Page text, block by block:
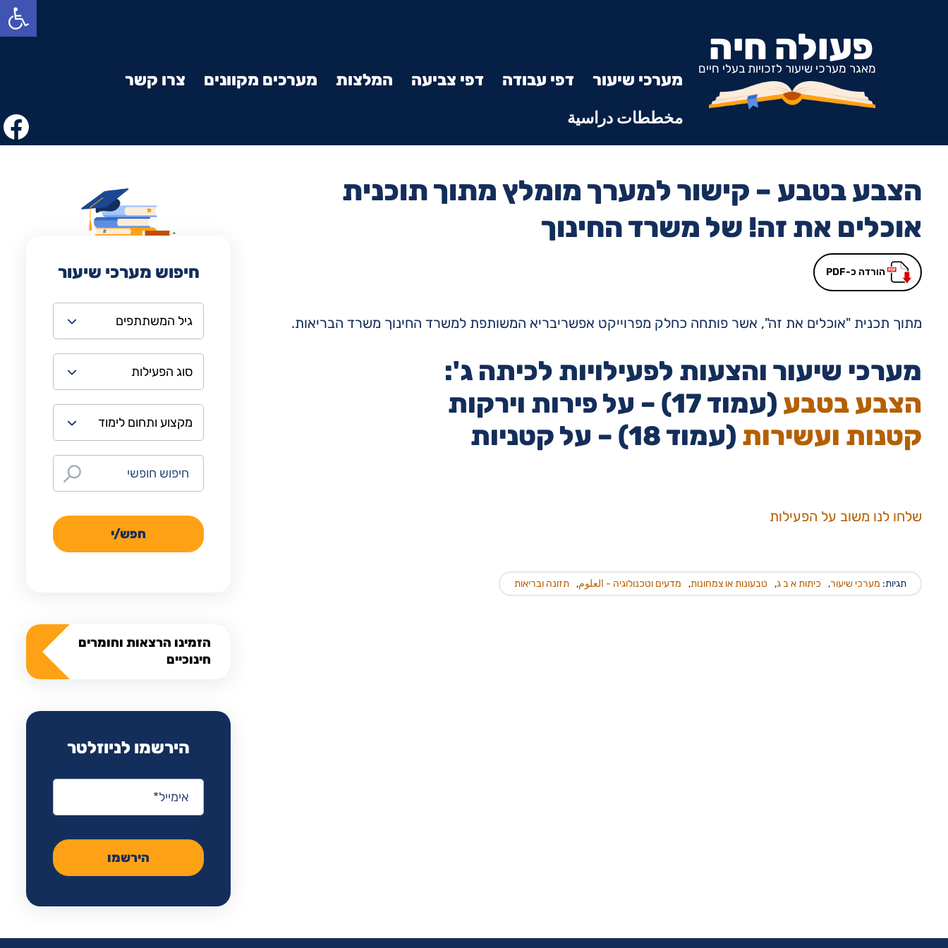
פתח סרגל נגישות
פעולה חיה
מאגר מערכי שיעור לזכויות בעלי חיים
מערכי שיעור דפי עבודה דפי צביעה המלצות מערכים מקוונים
צרו קשר
مخططات دراسية
הצבע בטבע – קישור למערך מומלץ מתוך תוכנית
אוכלים את זה! של משרד החינוך
הורדה כ-PDF
מתוך תכנית "אוכלים את זה", אשר פותחה כחלק מפרוייקט אפשריבריא המשותפת למשרד החינוך משרד הבריאות.
מערכי שיעור והצעות לפעילויות לכיתה ג':
הצבע בטבע (עמוד 17) – על פירות וירקות
קטנות ועשירות (עמוד 18) – על קטניות
שלחו לנו משוב על הפעילות
תגיות: מערכי שיעור, כיתות א ב ג, טבעונות או צמחונות, מדעים וטכנולוגיה - العلوم, תזונה ובריאות
חיפוש מערכי שיעור
חפש/י
הזמינו הרצאות וחומרים
חינוכיים
הירשמו לניוזלטר
אימייל
הירשמו